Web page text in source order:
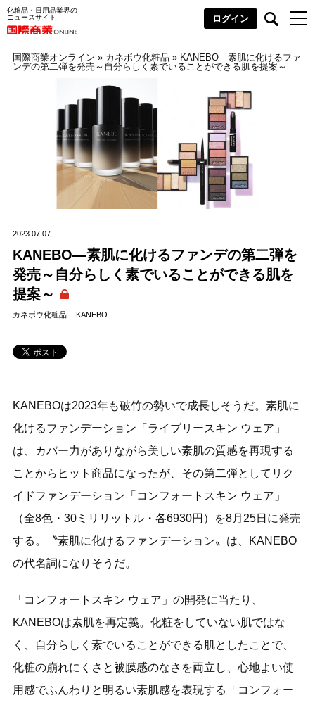
化粧品・日用品業界の
ニュースサイト
ログイン
国際商業オンライン » カネボウ化粧品 » KANEBO―素肌に化けるファ
ンデの第二弾を発売～自分らしく素でいることができる肌を提案～
2023.07.07
KANEBO―素肌に化けるファンデの第二弾を
発売～自分らしく素でいることができる肌を
提案～
カネボウ化粧品 KANEBO
KANEBOは2023年も破竹の勢いで成長しそうだ。素肌に
化けるファンデーション「ライブリースキン ウェア」
は、カバー力がありながら美しい素肌の質感を再現する
ことからヒット商品になったが、その第二弾としてリク
イドファンデーション「コンフォートスキン ウェア」
（全8色・30ミリリットル・各6930円）を8月25日に発売
する。〝素肌に化けるファンデーション〟は、KANEBO
の代名詞になりそうだ。
「コンフォートスキン ウェア」の開発に当たり、
KANEBOは素肌を再定義。化粧をしていない肌ではな
く、自分らしく素でいることができる肌としたことで、
化粧の崩れにくさと被膜感のなさを両立し、心地よい使
用感でふんわりと明るい素肌感を表現する「コンフォー